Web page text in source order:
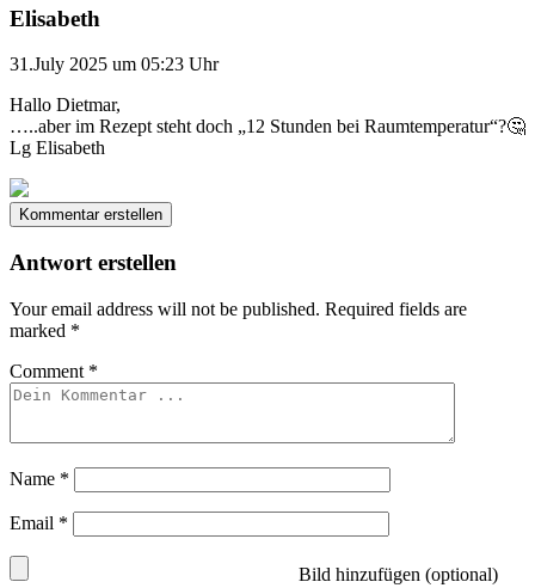
Elisabeth
31.July 2025 um 05:23 Uhr
Hallo Dietmar,
…..aber im Rezept steht doch „12 Stunden bei Raumtemperatur“?🤔
Lg Elisabeth
Kommentar erstellen
Antwort erstellen
Your email address will not be published. Required fields are
marked *
Comment *
Name *
Email *
Bild hinzufügen (optional)